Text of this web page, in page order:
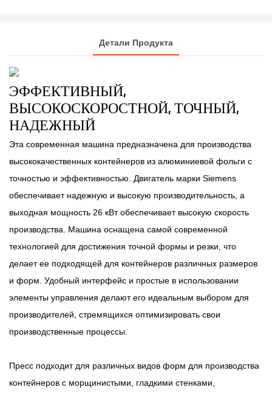
Детали Продукта
ЭФФЕКТИВНЫЙ,
ВЫСОКОСКОРОСТНОЙ, ТОЧНЫЙ,
НАДЕЖНЫЙ
Эта современная машина предназначена для производства
высококачественных контейнеров из алюминиевой фольги с
точностью и эффективностью. Двигатель марки Siemens
обеспечивает надежную и высокую производительность, а
выходная мощность 26 кВт обеспечивает высокую скорость
производства. Машина оснащена самой современной
технологией для достижения точной формы и резки, что
делает ее подходящей для контейнеров различных размеров
и форм. Удобный интерфейс и простые в использовании
элементы управления делают его идеальным выбором для
производителей, стремящихся оптимизировать свои
производственные процессы.
Пресс подходит для различных видов форм для производства
контейнеров с морщинистыми, гладкими стенками,